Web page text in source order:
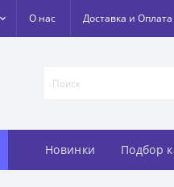
О нас Доставка и Оплата
Новинки Подбор